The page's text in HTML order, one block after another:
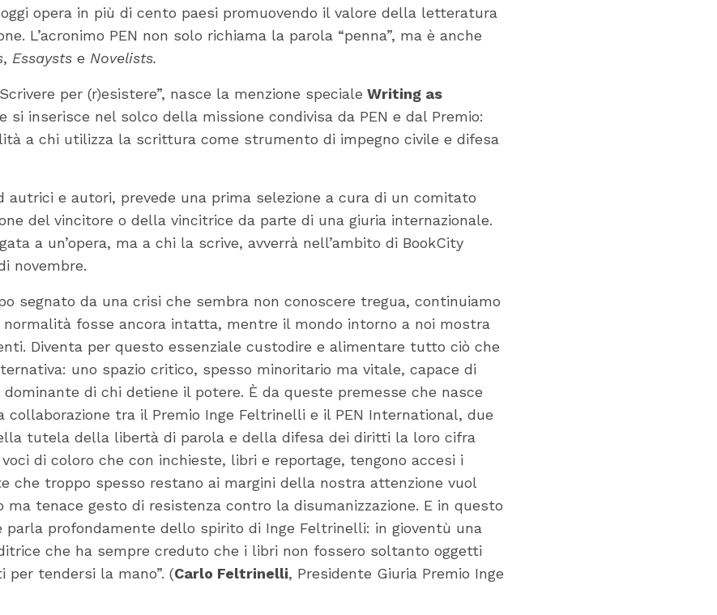
oggi opera in più di cento paesi promuovendo il valore della letteratura
L’acronimo PEN non solo richiama la parola “penna”, ma è anche
, Essaysts e Novelists.
per (r)esistere”, nasce la menzione speciale Writing as
si inserisce nel solco della missione condivisa da PEN e dal Premio:
a chi utilizza la scrittura come strumento di impegno civile e difesa
autrici e autori, prevede una prima selezione a cura di un comitato
del vincitore o della vincitrice da parte di una giuria internazionale.
a un’opera, ma a chi la scrive, avverrà nell’ambito di BookCity
novembre.
segnato da una crisi che sembra non conoscere tregua, continuiamo
normalità fosse ancora intatta, mentre il mondo intorno a noi mostra
Diventa per questo essenziale custodire e alimentare tutto ciò che
uno spazio critico, spesso minoritario ma vitale, capace di
di chi detiene il potere. È da queste premesse che nasce
collaborazione tra il Premio Inge Feltrinelli e il PEN International, due
tutela della libertà di parola e della difesa dei diritti la loro cifra
di coloro che con inchieste, libri e reportage, tengono accesi i
che troppo spesso restano ai margini della nostra attenzione vuol
ma tenace gesto di resistenza contro la disumanizzazione. E in questo
parla profondamente dello spirito di Inge Feltrinelli: in gioventù una
che ha sempre creduto che i libri non fossero soltanto oggetti
tendersi la mano”. (Carlo Feltrinelli, Presidente Giuria Premio Inge